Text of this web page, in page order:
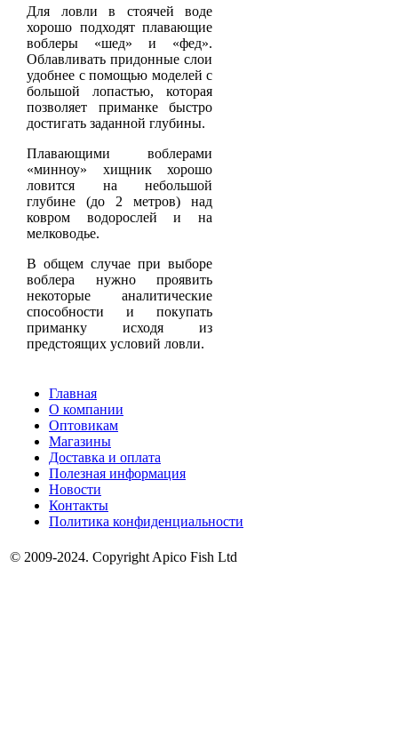
Для ловли в стоячей воде
хорошо подходят плавающие
воблеры «шед» и «фед».
Облавливать придонные слои
удобнее с помощью моделей с
большой лопастью, которая
позволяет приманке быстро
достигать заданной глубины.
Плавающими воблерами
«минноу» хищник хорошо
ловится на небольшой
глубине (до 2 метров) над
ковром водорослей и на
мелководье.
В общем случае при выборе
воблера нужно проявить
некоторые аналитические
способности и покупать
приманку исходя из
предстоящих условий ловли.
Главная
О компании
Оптовикам
Магазины
Доставка и оплата
Полезная информация
Новости
Контакты
Политика конфиденциальности
© 2009-2024. Copyright Apico Fish Ltd